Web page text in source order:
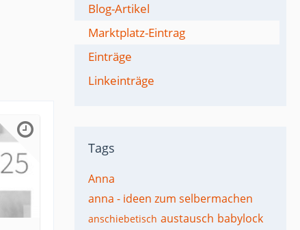
Blog-Artikel
Marktplatz-Eintrag
Einträge
Linkeinträge
Tags
Anna
anna - ideen zum selbermachen
anschiebetisch austausch babylock